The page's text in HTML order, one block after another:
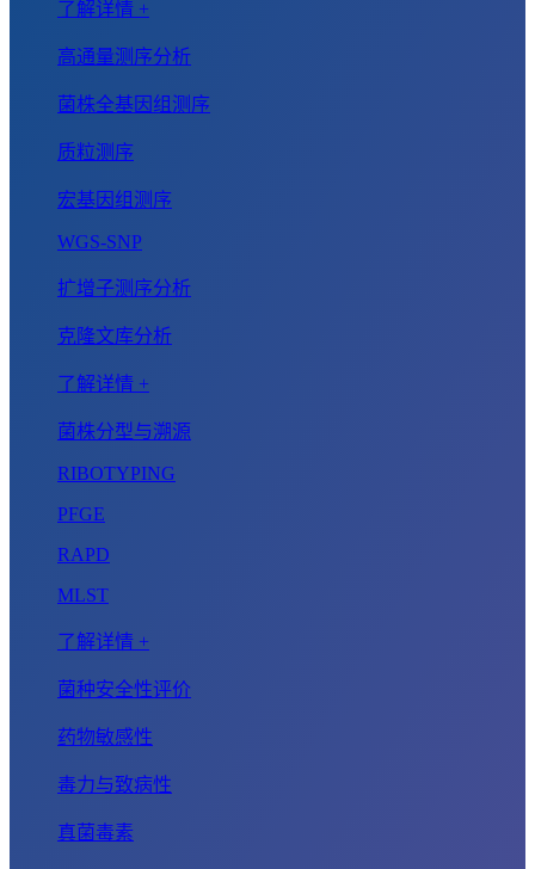
了解详情 +
高通量测序分析
菌株全基因组测序
质粒测序
宏基因组测序
WGS-SNP
扩增子测序分析
克隆文库分析
了解详情 +
菌株分型与溯源
RIBOTYPING
PFGE
RAPD
MLST
了解详情 +
菌种安全性评价
药物敏感性
毒力与致病性
真菌毒素